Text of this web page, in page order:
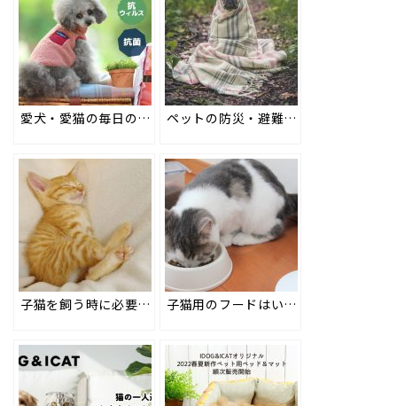
愛犬・愛猫の毎日の衛生管理に。抗ウィルス・抗菌機能加工のmedi+(メディプラス) #63 ペットの防災・避難用品は何を何日分用意する必要がある？ #96
子猫を飼う時に必要なものってなに？野良猫を拾った時の注意点も解説！ #123 子猫用のフードはいつまで？成猫用に変えるタイミングと絶対NGな3つの食べ物 #122